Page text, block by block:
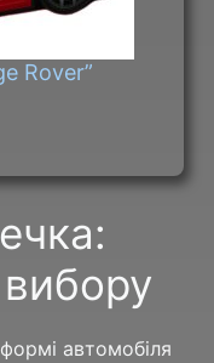
Rover”
автомобіля